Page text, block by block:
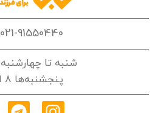
021-91550440
شنبه تا چهارشنبه 8 الی 17
پنجشنبه‌ها 8 الی 14